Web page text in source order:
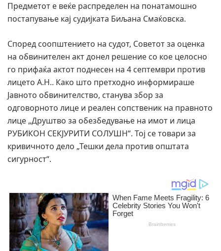
Предметот е веќе распределен на понатамошно
постапување кај судијката Биљана Смаќовска.
Според соопштението на судот, Советот за оценка
на обвинителен акт донел решение со кое целосно
го прифаќа актот поднесен на 4 септември против
лицето А.Н.. Како што претходно информираше
Јавното обвинителство, станува збор за
одговорното лице и реален сопственик на правното
лице „Друштво за обезбедување на имот и лица
РУБИКОН СЕКЈУРИТИ СОЛУШН“. Тој се товари за
кривичното дело „Тешки дела против општата
сигурност“.